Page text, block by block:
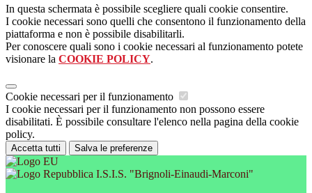
In questa schermata è possibile scegliere quali cookie consentire.
I cookie necessari sono quelli che consentono il funzionamento della
piattaforma e non è possibile disabilitarli.
Per conoscere quali sono i cookie necessari al funzionamento potete
visionare la COOKIE POLICY.
Cookie necessari per il funzionamento
I cookie necessari per il funzionamento non possono essere
disabilitati. È possibile consultare l'elenco nella pagina della cookie
policy.
Accetta tutti Salva le preferenze
I.S.I.S. "Brignoli-Einaudi-Marconi"